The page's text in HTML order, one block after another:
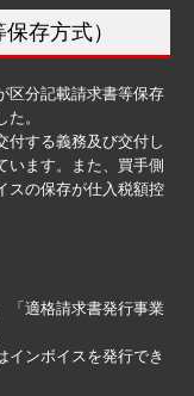
存方式）
区分記載請求書等保存
。
付する義務及び交付し
います。また、買手側
スの保存が仕入税額控
「適格請求書発行事業
インボイスを発行でき